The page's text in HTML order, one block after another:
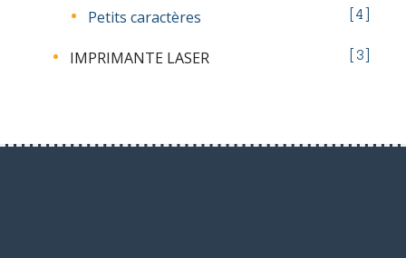
Petits caractères 4
IMPRIMANTE LASER 3